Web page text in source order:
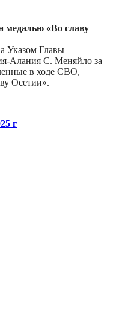
медалью «Во славу
Указом Главы
Алания С. Меняйло за
в ходе СВО,
Осетии».
г